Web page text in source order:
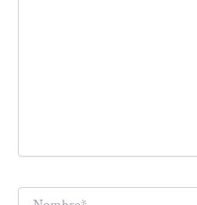
Nombre*